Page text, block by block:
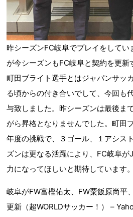
昨シーズンFC岐阜でプレイをして
が今シーズンもFC岐阜と契約を更新
町田ブライト選手とはジャパンサッ
る頃からの付き合いでして、今回も
与致しました。昨シーズンは最後ま
がら昇格となりませんでした。町田
年度の挑戦で、３ゴール、１アシス
ズンは更なる活躍により、FC岐阜
力になってほしいと期待しています。
岐阜がFW富樫佑太、FW粟飯原尚平
更新（超WORLDサッカー！） –